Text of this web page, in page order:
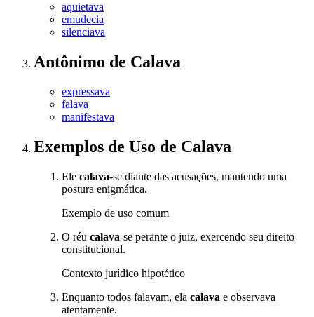
aquietava
emudecia
silenciava
Antônimo de Calava
expressava
falava
manifestava
Exemplos de Uso de Calava
Ele calava-se diante das acusações, mantendo uma
postura enigmática.
Exemplo de uso comum
O réu calava-se perante o juiz, exercendo seu direito
constitucional.
Contexto jurídico hipotético
Enquanto todos falavam, ela calava e observava
atentamente.